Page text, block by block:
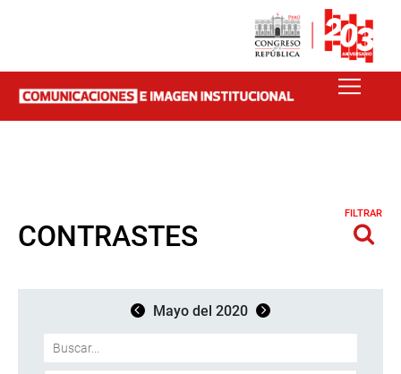
CONTRASTES
FILTRAR
Mayo del 2020